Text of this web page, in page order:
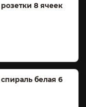
8 ячеек
белая 6